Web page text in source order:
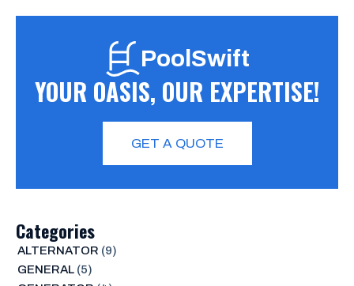
PoolSwift
YOUR OASIS, OUR EXPERTISE!
GET A QUOTE
Categories
ALTERNATOR (9)
GENERAL(5)